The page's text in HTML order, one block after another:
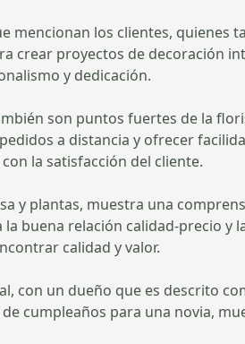
mencionan los clientes, quienes
crear proyectos de decoración
y dedicación.
son puntos fuertes de la
a distancia y ofrecer
la satisfacción del cliente.
y plantas, muestra una
buena relación calidad-precio y
calidad y valor.
con un dueño que es descrito
cumpleaños para una novia,